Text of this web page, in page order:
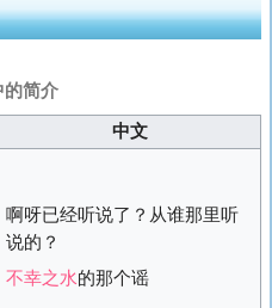
的简介
中文
啊呀已经听说了？从谁那里听
说的？
不幸之水的那个谣